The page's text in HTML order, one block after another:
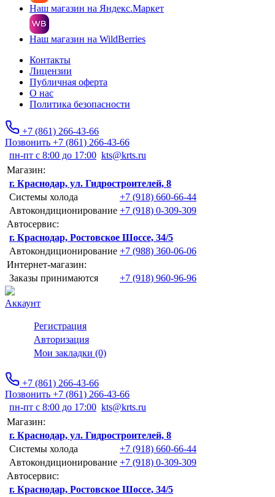
Наш магазин на Яндекс.Маркет
Наш магазин на WildBerries
Контакты
Лицензии
Публичная оферта
О нас
Политика безопасности
+7 (861) 266-43-66
Позвонить +7 (861) 266-43-66
пн-пт с 8:00 до 17:00 kts@krts.ru
Магазин:
г. Краснодар, ул. Гидростроителей, 8
Системы холода
+7 (918) 660-66-44
Автокондиционирование +7 (918) 0-309-309
Автосервис:
г. Краснодар, Ростовское Шоссе, 34/5
Автокондиционирование +7 (988) 360-06-06
Интернет-магазин:
Заказы принимаются
+7 (918) 960-96-96
Аккаунт
Регистрация
Авторизация
Мои закладки (0)
+7 (861) 266-43-66
Позвонить +7 (861) 266-43-66
пн-пт с 8:00 до 17:00 kts@krts.ru
Магазин:
г. Краснодар, ул. Гидростроителей, 8
Системы холода
+7 (918) 660-66-44
Автокондиционирование +7 (918) 0-309-309
Автосервис:
г. Краснодар, Ростовское Шоссе, 34/5